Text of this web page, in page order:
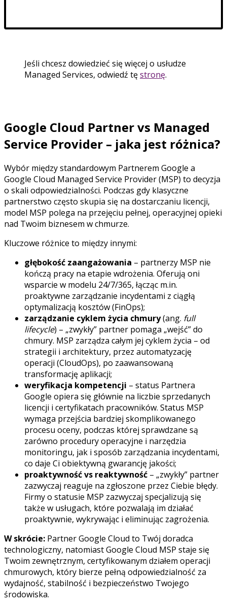
Jeśli chcesz dowiedzieć się więcej o usłudze
Managed Services, odwiedź tęstronę.
Google Cloud Partner vs Managed
Service Provider – jaka jest różnica?
Wybór między standardowym Partnerem Google a
Google Cloud Managed Service Provider (MSP) to decyzja
o skali odpowiedzialności. Podczas gdy klasyczne
partnerstwo często skupia się na dostarczaniu licencji,
model MSP polega na przejęciu pełnej, operacyjnej opieki
nad Twoim biznesem w chmurze.
Kluczowe różnice to między innymi:
głębokość zaangażowania – partnerzy MSP nie
kończą pracy na etapie wdrożenia. Oferują oni
wsparcie w modelu 24/7/365, łącząc m.in.
proaktywne zarządzanie incydentami z ciągłą
optymalizacją kosztów (FinOps);
zarządzanie cyklem życia chmury(ang. full
lifecycle) – „zwykły” partner pomaga „wejść” do
chmury. MSP zarządza całym jej cyklem życia – od
strategii i architektury, przez automatyzację
operacji (CloudOps), po zaawansowaną
transformację aplikacji;
weryfikacja kompetencji – status Partnera
Google opiera się głównie na liczbie sprzedanych
licencji i certyfikatach pracowników. Status MSP
wymaga przejścia bardziej skomplikowanego
procesu oceny, podczas której sprawdzane są
zarówno procedury operacyjne i narzędzia
monitoringu, jak i sposób zarządzania incydentami,
co daje Ci obiektywną gwarancję jakości;
proaktywność vs reaktywność – „zwykły” partner
zazwyczaj reaguje na zgłoszone przez Ciebie błędy.
Firmy o statusie MSP zazwyczaj specjalizują się
także w usługach, które pozwalają im działać
proaktywnie, wykrywając i eliminując zagrożenia.
W skrócie: Partner Google Cloud to Twój doradca
technologiczny, natomiast Google Cloud MSP staje się
Twoim zewnętrznym, certyfikowanym działem operacji
chmurowych, który bierze pełną odpowiedzialność za
wydajność, stabilność i bezpieczeństwo Twojego
środowiska.